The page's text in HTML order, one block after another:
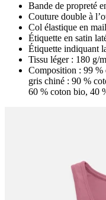
Bande de propreté
Couture double à
Col élastique en
Étiquette en satin
Étiquette indiquant
Tissu léger : 180 g/
Composition : 99 %
gris chiné : 90 %
60 % coton bio, 40